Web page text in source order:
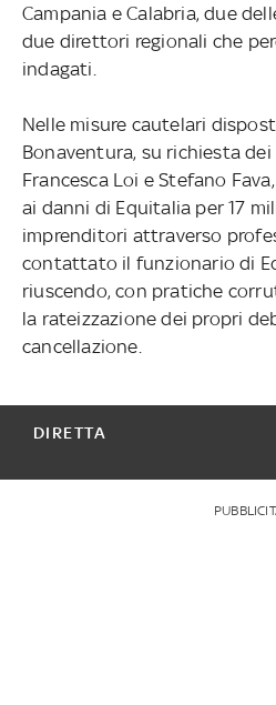
Campania e Calabria, due
due direttori regionali che
indagati.
Nelle misure cautelari
Bonaventura, su richiesta dei
Francesca Loi e Stefano
ai danni di Equitalia per 17
imprenditori attraverso
contattato il funzionario di
riuscendo, con pratiche
la rateizzazione dei propri
cancellazione.
DIRETTA